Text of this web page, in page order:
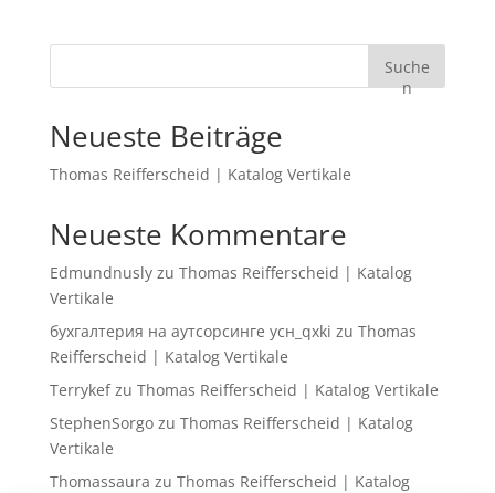
Suche
n
Neueste Beiträge
Thomas Reifferscheid | Katalog Vertikale
Neueste Kommentare
Edmundnuslyzu Thomas Reifferscheid | Katalog
Vertikale
бухгалтерия на аутсорсинге усн_qxki zu Thomas
Reifferscheid | Katalog Vertikale
Terrykefzu Thomas Reifferscheid | Katalog Vertikale
StephenSorgozu Thomas Reifferscheid | Katalog
Vertikale
Thomassaura zu Thomas Reifferscheid | Katalog